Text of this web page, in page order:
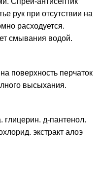
рук при отсутствии на
расходуется.
смывания водой.
поверхность перчаток
высыхания.
глицерин. д-пантенол.
экстракт алоэ